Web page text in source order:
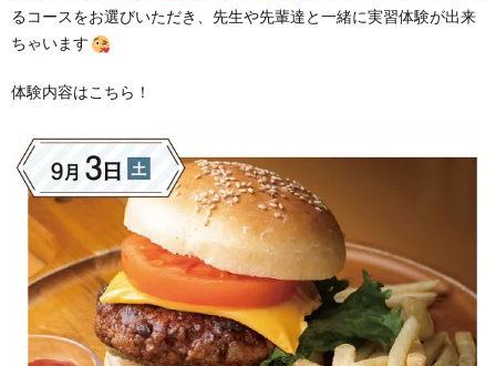
るコースをお選びいただき、先生や先輩達と一緒に実習体験が出来
ちゃいます
体験内容はこちら！